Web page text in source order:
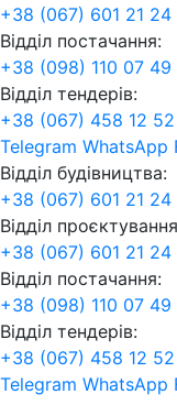
+38 (067) 601 21 24
Відділ постачання:
+38 (098) 110 07 49
Відділ тендерів:
+38 (067) 458 12 52
Telegram WhatsApp
Відділ будівництва:
+38 (067) 601 21 24
Відділ
+38 (067) 601 21 24
Відділ постачання:
+38 (098) 110 07 49
Відділ тендерів:
+38 (067) 458 12 52
Telegram WhatsApp